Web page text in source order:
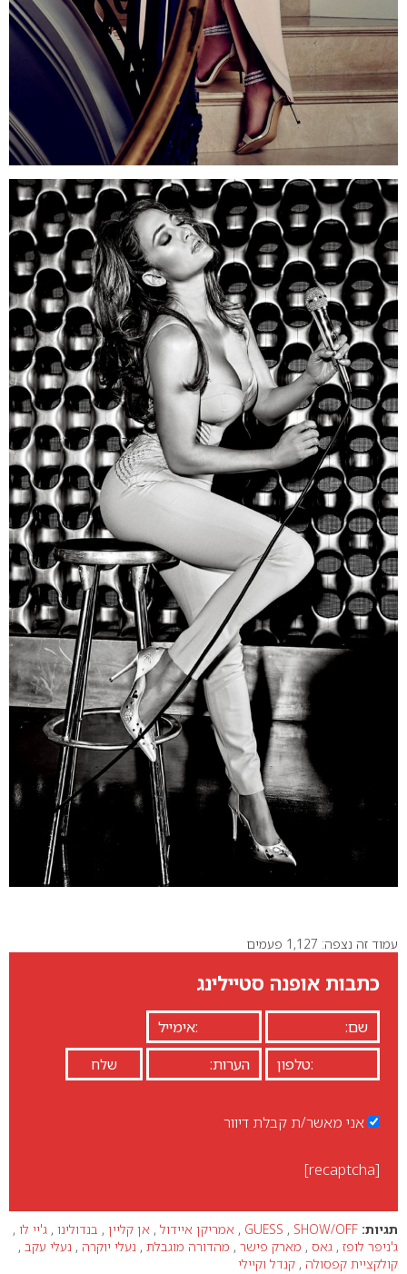
עמוד זה נצפה: 1,127 פעמים
כתבות אופנה סטיילינג
אני מאשר/ת קבלת דיוור
[recaptcha]
תגיות: GUESS , SHOW/OFF
, אמריקן איידול , אן קליין , בנדולינו , ג'יי לו ,
ג'ניפר לופז , גאס , מארק פישר , מהדורה מוגבלת , נעלי יוקרה , נעלי עקב ,
קולקציית קפסולה , קנדל וקיילי